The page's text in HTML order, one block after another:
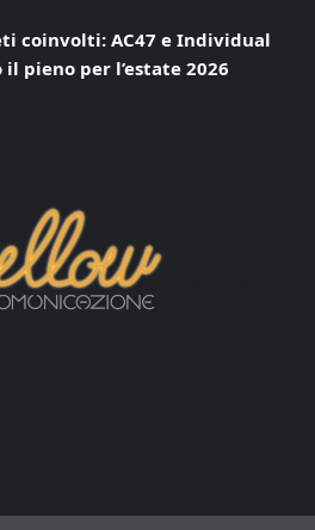
coinvolti: AC47 e Individual
pieno per l’estate 2026